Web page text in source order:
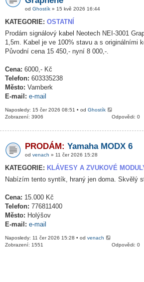
od Ghostík » 15 kvě 2026 16:44
KATEGORIE: OSTATNÍ
Prodám signálový kabel Neotech NEI-3001
1,5m. Kabel je ve 100% stavu a s originálními
Původní cena 15 450,- nyní 8 000,-.
Cena: 6000,- Kč
Telefon: 603335238
Město: Vamberk
E-mail: e-mail
Naposledy: 15 čer 2026 08:51 • od Ghostík
Odpovědi: 0
Zobrazení: 3906
PRODÁM: Yamaha MODX 6
od venach » 11 čer 2026 15:28
KATEGORIE: KLÁVESY A ZVUKOVÉ
Nabízím tento syntík, hraný jen doma. Skvělý
Cena: 15.000 Kč
Telefon: 776811400
Město: Holýšov
E-mail: e-mail
Naposledy: 11 čer 2026 15:28 • od venach
Odpovědi: 0
Zobrazení: 1551